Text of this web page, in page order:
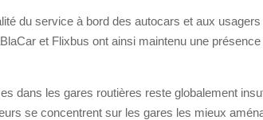
du service à bord des autocars et aux usagers
et Flixbus ont ainsi maintenu une
dans les gares routières reste globalement
se concentrent sur les gares les mieux